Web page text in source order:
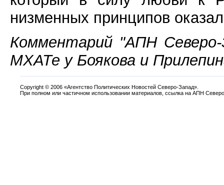
низменных принципов
Комментарий "АПН
МХАТе у Боякова и
Copyright © 2006 «Агентство Политических Новостей Северо-Запад».
При полном или частичном использовании материалов, ссылка на АПН